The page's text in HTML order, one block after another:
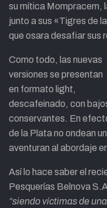
su mítica Mompracem,
junto a sus «Tigres de
que osara desafiar sus
Como todo, las nuevas
versiones se presentan
en formato light,
descafeinado, con
conservantes. En
de la Plata no ondean
aventuran al abordaje
Así lo hace saber el
Pesquerías Belnova
“siendo víctimas de